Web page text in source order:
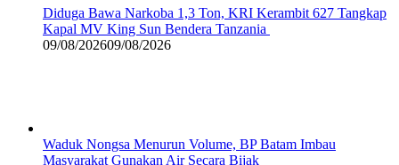
Diduga Bawa Narkoba 1,3 Ton, KRI Kerambit 627 Tangkap
Kapal MV King Sun Bendera Tanzania
09/08/202609/08/2026
Waduk Nongsa Menurun Volume, BP Batam Imbau
Masyarakat Gunakan Air Secara Bijak